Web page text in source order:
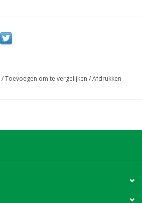
/Toevoegen om te vergelijken /Afdrukken